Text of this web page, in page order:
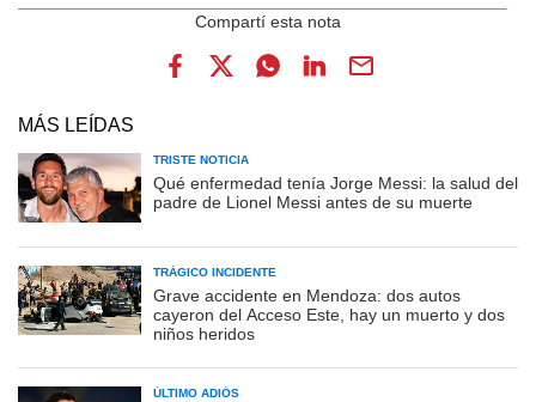
MÁS LEÍDAS
TRISTE NOTICIA
Qué enfermedad tenía Jorge Messi: la salud del
padre de Lionel Messi antes de su muerte
TRÁGICO INCIDENTE
Grave accidente en Mendoza: dos autos
cayeron del Acceso Este, hay un muerto y dos
niños heridos
ÚLTIMO ADIÓS